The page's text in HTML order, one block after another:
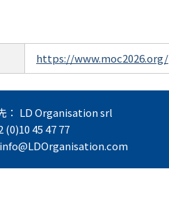
https://www.moc2026.org/
： LD Organisation srl
(0)10 45 47 77